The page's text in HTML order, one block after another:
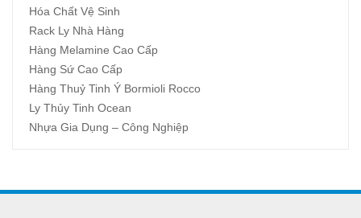
Hóa Chất Vệ Sinh
Rack Ly Nhà Hàng
Hàng Melamine Cao Cấp
Hàng Sứ Cao Cấp
Hàng Thuỷ Tinh Ý Bormioli Rocco
Ly Thủy Tinh Ocean
Nhựa Gia Dụng – Công Nghiệp